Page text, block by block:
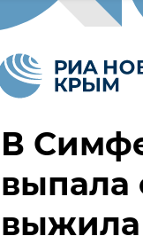
В
выпала
выжила